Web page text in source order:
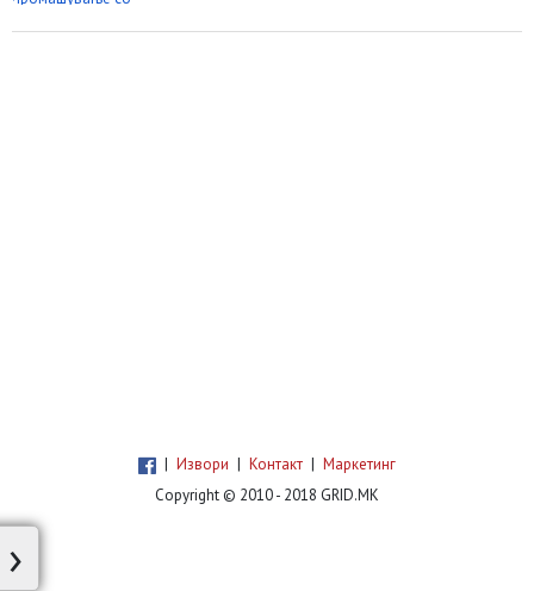
| Извори | Контакт | Маркетинг
Copyright © 2010 - 2018 GRID.MK
›